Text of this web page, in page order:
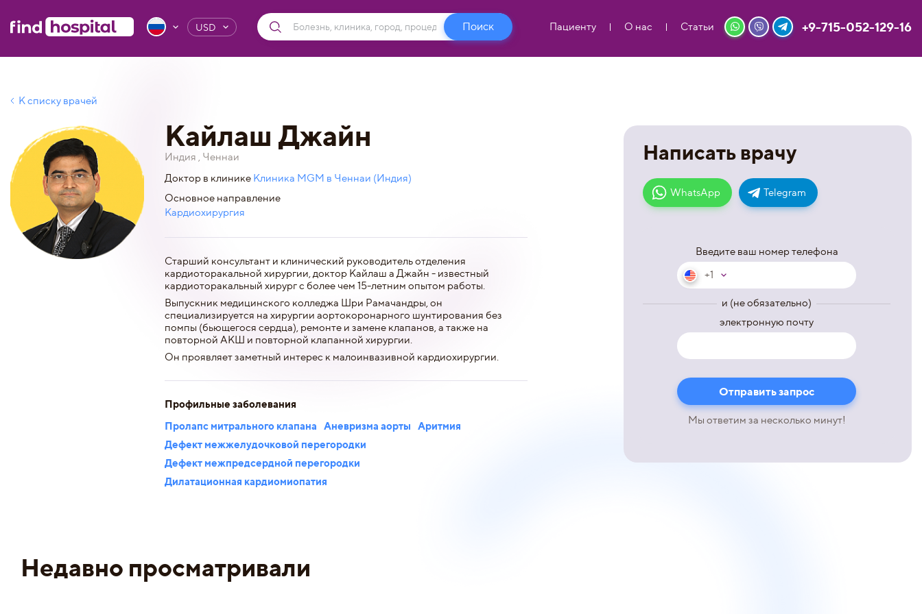
USD Пациенту О нас Статьи +9-715-052-129-16
К списку врачей
Написать врачу
WhatsApp Telegram
Введите ваш номер телефона
+1
и (не обязательно)
электронную почту
Мы ответим за несколько минут!
Кайлаш Джайн
Индия , Ченнаи
Доктор в клинике Клиника MGM в Ченнаи (Индия)
Основное направление
Кардиохирургия
Старший консультант и клинический руководитель отделения
кардиоторакальной хирургии, доктор Кайлаш а Джайн - известный
кардиоторакальный хирург с более чем 15-летним опытом работы.
Выпускник медицинского колледжа Шри Рамачандры, он
специализируется на хирургии аортокоронарного шунтирования без
помпы (бьющегося сердца), ремонте и замене клапанов, а также на
повторной АКШ и повторной клапанной хирургии.
Он проявляет заметный интерес к малоинвазивной кардиохирургии.
Профильные заболевания
Пролапс митрального клапана Аневризма аорты Аритмия
Дефект межжелудочковой перегородки
Дефект межпредсердной перегородки
Дилатационная кардиомиопатия
Недавно просматривали